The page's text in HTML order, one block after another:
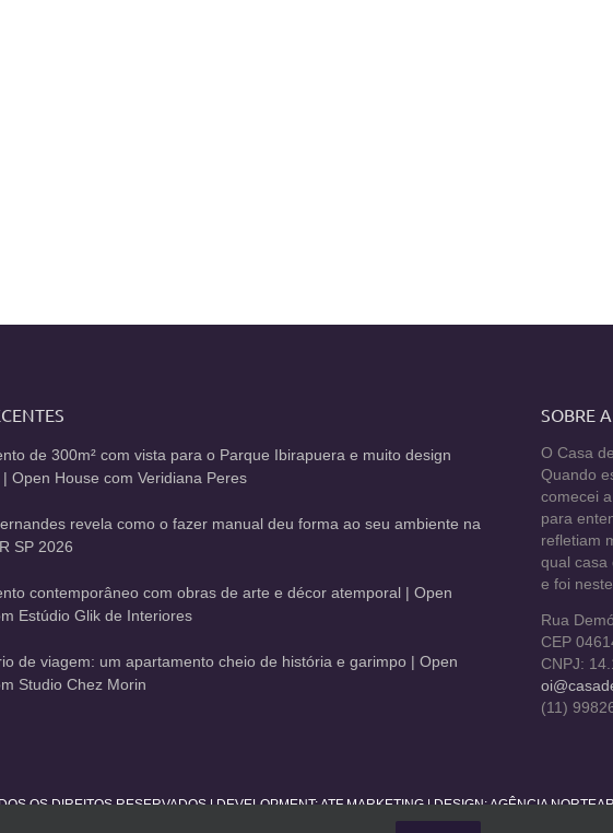
de 300m² com vista para o Parque Ibirapuera e muito design
Open House com Veridiana Peres
revela como o fazer manual deu forma ao seu ambiente na
SP 2026
contemporâneo com obras de arte e décor atemporal | Open
Estúdio Glik de Interiores
de viagem: um apartamento cheio de história e garimpo | Open
Studio Chez Morin
SOBRE
O Casa
Quando
comecei
para
refletiam
qual casa
e foi
Rua
CEP
CNPJ:
(11)
OS DIREITOS RESERVADOS | DEVELOPMENT:ATF MARKETING| DESIGN: AGÊNCIA